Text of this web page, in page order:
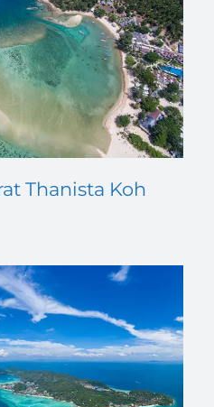
Thanista Koh